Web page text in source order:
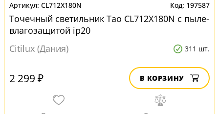
CL712X180N 197587
Точечный светильник Тао CL712X180N с пыле-
влагозащитой ip20
Citilux (Дания)
311 шт.
2 299 ₽ В КОРЗИНУ